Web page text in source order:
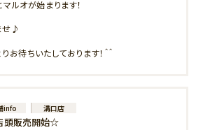
ルオが始まります！
せ♪
お待ちいたしております！＾＾
info 溝口店
頭販売開始☆